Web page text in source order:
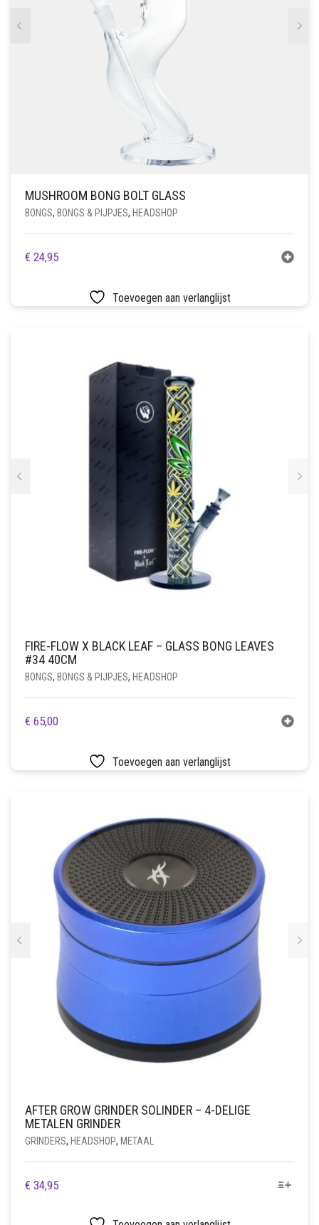
MUSHROOM BONG BOLT GLASS
BONGS, BONGS & PIJPJES, HEADSHOP
€ 24,95
Toevoegen aan verlanglijst
FIRE-FLOW X BLACK LEAF – GLASS BONG LEAVES
#34 40CM
BONGS, BONGS & PIJPJES, HEADSHOP
€ 65,00
Toevoegen aan verlanglijst
AFTER GROW GRINDER SOLINDER – 4-DELIGE
METALEN GRINDER
GRINDERS, HEADSHOP, METAAL
€ 34,95DIT